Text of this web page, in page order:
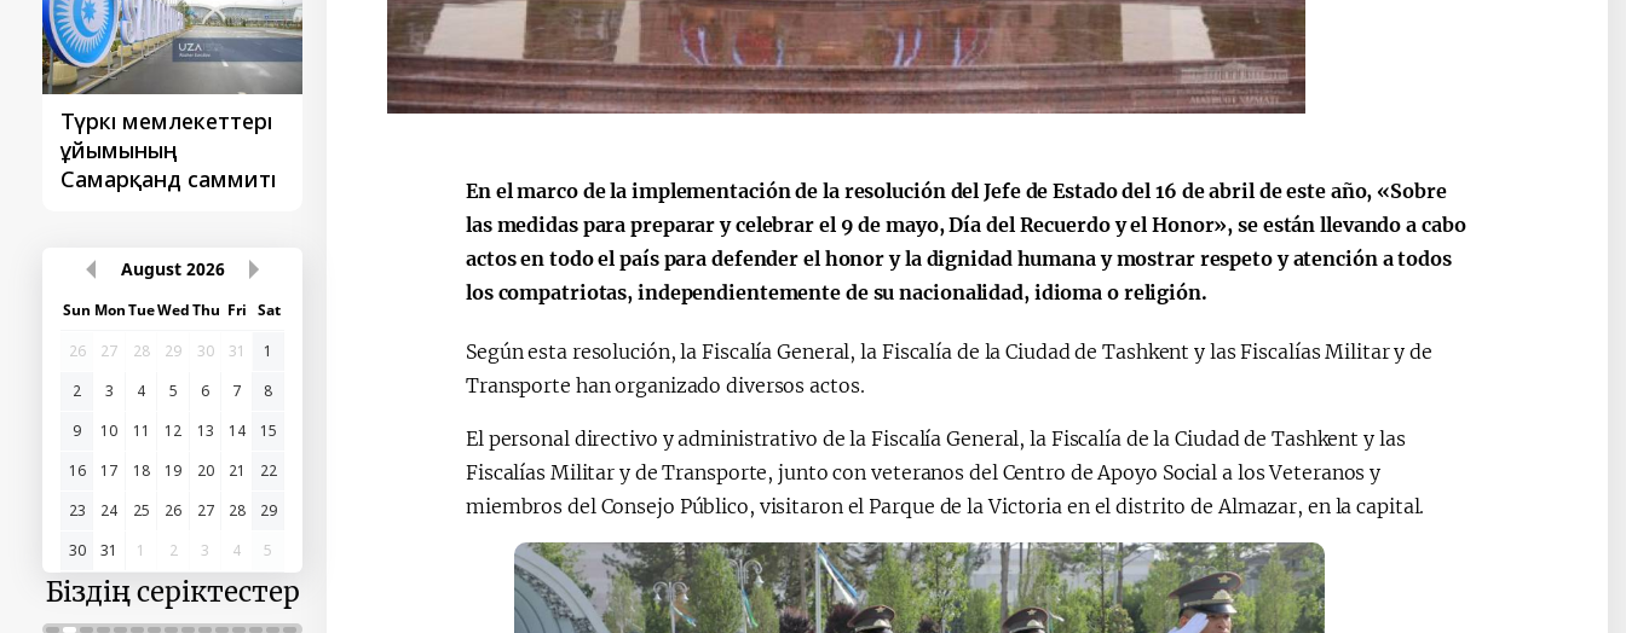
Түркі мемлекеттері
ұйымының
Самарқанд саммиті
‘Орталық Азия -
August 2026
Sun MonTueWedThu Fri Sat
26
27 28 29 30 31
1
2
3 4 5 6 7
8
9
10 11 12 13 14
15
16
17 18 19 20 21
22
23
24 25 26 27 28
29
30
31 1 2 3 4 5
Біздің серіктестер
En el marco de la implementación de la resolución del Jefe de Estado del 16 de abril de este año, «Sobre
las medidas para preparar y celebrar el 9 de mayo, Día del Recuerdo y el Honor», se están llevando a cabo
actos en todo el país para defender el honor y la dignidad humana y mostrar respeto y atención a todos
los compatriotas, independientemente de su nacionalidad, idioma o religión.
Según esta resolución, la Fiscalía General, la Fiscalía de la Ciudad de Tashkent y las Fiscalías Militar y de
Transporte han organizado diversos actos.
El personal directivo y administrativo de la Fiscalía General, la Fiscalía de la Ciudad de Tashkent y las
Fiscalías Militar y de Transporte, junto con veteranos del Centro de Apoyo Social a los Veteranos y
miembros del Consejo Público, visitaron el Parque de la Victoria en el distrito de Almazar, en la capital.